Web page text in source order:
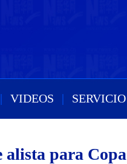
| VIDEOS |
para